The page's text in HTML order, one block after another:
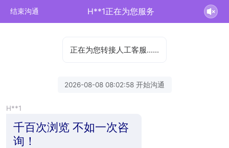
结束沟通 H**1正在为您服务
正在为您转接人工客服……
2026-08-08 08:02:58 开始沟通
H**1
千百次浏览 不如一次咨
询！